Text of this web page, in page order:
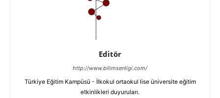
Editör
http://www.bilimsenligi.com/
Türkiye Eğitim Kampüsü - İlkokul ortaokul lise üniversite eğitim
etkinlikleri duyuruları.